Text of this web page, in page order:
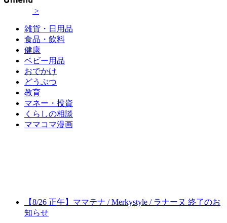
>
雑貨・日用品
食品・飲料
健康
ベビー用品
おでかけ
どうぶつ
教育
マネー・投資
くらしの相談
ママコマ漫画
【8/26 正午】ママテナ / Merkystyle / ラナーヌ 終了のお
知らせ